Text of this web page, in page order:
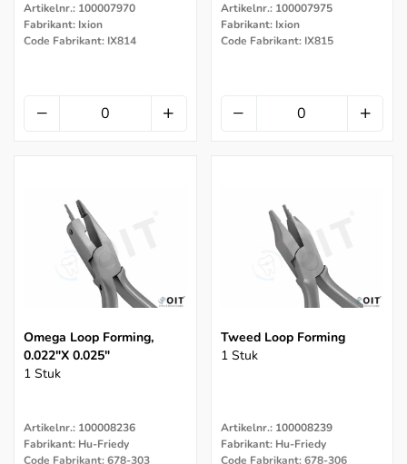
Artikelnr.: 100007970
Fabrikant: Ixion
Code Fabrikant: IX814
Artikelnr.: 100007975
Fabrikant: Ixion
Code Fabrikant: IX815
Omega Loop Forming,
0.022"x 0.025"
1 Stuk
Artikelnr.: 100008236
Fabrikant: Hu-Friedy
Code Fabrikant: 678-303
Tweed Loop Forming
1 Stuk
Artikelnr.: 100008239
Fabrikant: Hu-Friedy
Code Fabrikant: 678-306